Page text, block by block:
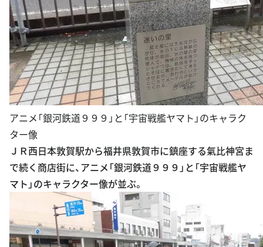
アニメ「銀河鉄道９９９」と「宇宙戦艦ヤマト」のキャラク
ター像
ＪＲ西日本敦賀駅から福井県敦賀市に鎮座する氣比神宮ま
で続く商店街に、アニメ「銀河鉄道９９９」と「宇宙戦艦ヤ
マト」のキャラクター像が並ぶ。